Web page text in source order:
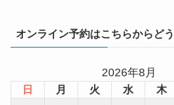
オンライン予約はこちらからど
2026年8月
日 月 火 水 木